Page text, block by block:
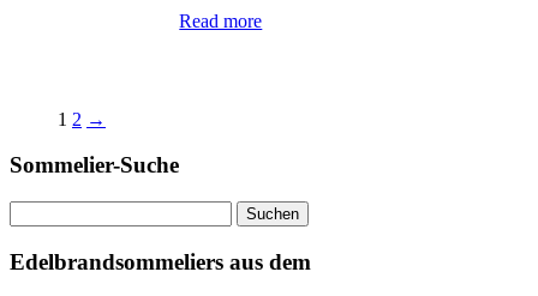
Read more
1 2 →
Sommelier-Suche
nach:
Edelbrandsommeliers aus dem